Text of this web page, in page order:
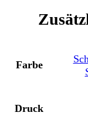
Farbe
Druck